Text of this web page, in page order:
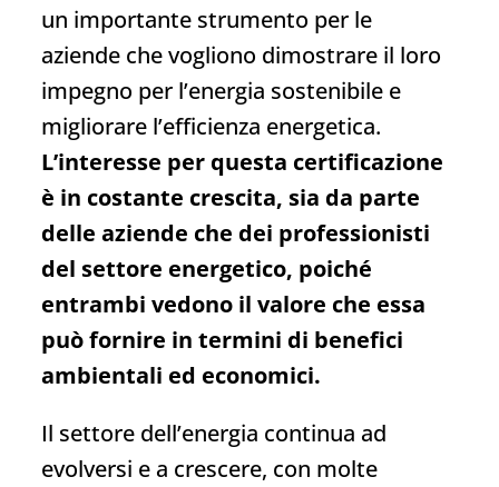
un importante strumento per le
aziende che vogliono dimostrare il loro
impegno per l’energia sostenibile e
migliorare l’efficienza energetica.
L’interesse per questa certificazione
è in costante crescita, sia da parte
delle aziende che dei professionisti
del settore energetico, poiché
entrambi vedono il valore che essa
può fornire in termini di benefici
ambientali ed economici.
Il settore dell’energia continua ad
evolversi e a crescere, con molte